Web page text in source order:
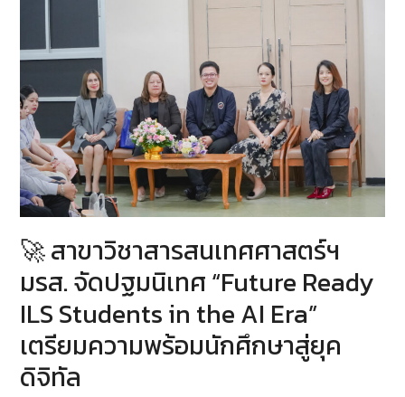
🚀 สาขาวิชาสารสนเทศศาสตร์ฯ
มรส. จัดปฐมนิเทศ “Future Ready
ILS Students in the AI Era”
เตรียมความพร้อมนักศึกษาสู่ยุค
ดิจิทัล